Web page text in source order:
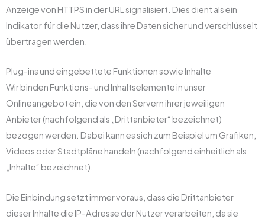
Anzeige von HTTPS in der URL signalisiert. Dies dient als ein
Indikator für die Nutzer, dass ihre Daten sicher und verschlüsselt
übertragen werden.
Plug-ins und eingebettete Funktionen sowie Inhalte
Wir binden Funktions- und Inhaltselemente in unser
Onlineangebot ein, die von den Servern ihrer jeweiligen
Anbieter (nachfolgend als „Drittanbieter“ bezeichnet)
bezogen werden. Dabei kann es sich zum Beispiel um Grafiken,
Videos oder Stadtpläne handeln (nachfolgend einheitlich als
„Inhalte“ bezeichnet).
Die Einbindung setzt immer voraus, dass die Drittanbieter
dieser Inhalte die IP-Adresse der Nutzer verarbeiten, da sie